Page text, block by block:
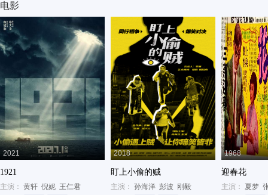
电影
2021
1921
主演： 黄轩 倪妮 王仁君
2018
盯上小偷的贼
主演： 孙海洋 彭波
刚毅
1968
迎春花
主演： 夏梦